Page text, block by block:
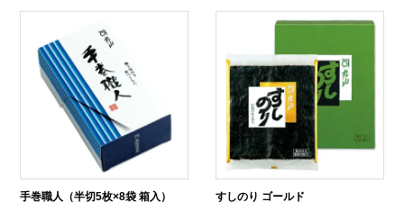
手巻職人（半切5枚×8袋 箱入）
すしのり ゴールド